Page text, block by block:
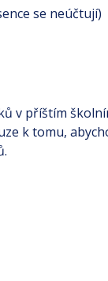
se neúčtují)
v příštím
k tomu,